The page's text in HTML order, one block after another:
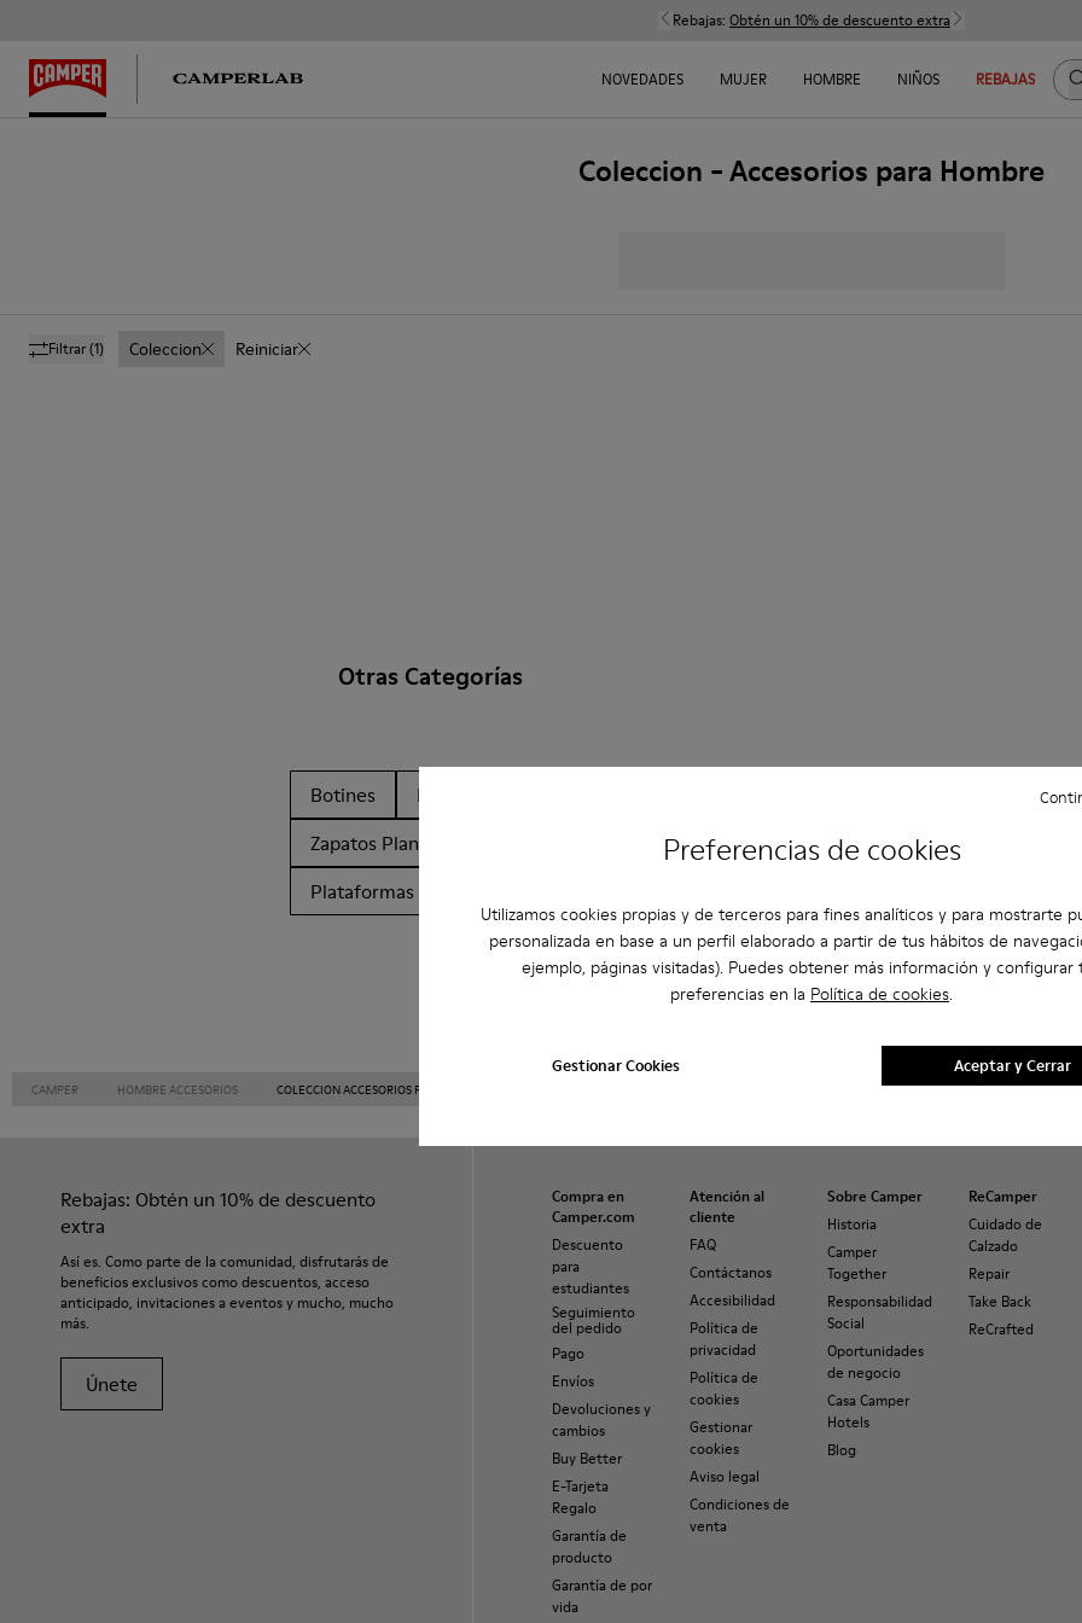
Preferencias de cookies
Utilizamos cookies propias y de terceros para fines analíticos y para mostrarte
personalizada en base a un perfil elaborado a partir de tus hábitos de
ejemplo, páginas visitadas). Puedes obtener más información y configurar
preferencias en la Política de cookies.
Gestionar Cookies Aceptar y Cerrar
Rebajas: Obtén un 10% de descuento extra
NOVEDADES MUJER HOMBRE NIÑOS REBAJAS
Coleccion - Accesorios para Hombre
Filtrar(1) Coleccion Reiniciar
Otras Categorías
Botines Non Leather
Zapatos Planos
Zapatillas Zapatillas de Casa
Zapatos de
Plataformas / Cuñas
CAMPER HOMBRE ACCESORIOS COLECCION ACCESORIOS PARA HOMBRE
Rebajas: Obtén un 10% de descuento
extra
Así es. Como parte de la comunidad, disfrutarás de
beneficios exclusivos como descuentos, acceso
anticipado, invitaciones a eventos y mucho, mucho
más.
Únete
Compra en
Camper.com
Descuento
para
estudiantes
Seguimiento
del pedido
Pago
Envíos
Devoluciones y
cambios
Buy Better
E-Tarjeta
Regalo
Garantía de
producto
Garantía de por
vida
Atención al
cliente
FAQ
Contáctanos
Accesibilidad
Política de
privacidad
Política de
cookies
Gestionar
cookies
Aviso legal
Condiciones de
venta
Sobre Camper
Historia
Camper
Together
Responsabilidad
Social
Oportunidades
de negocio
Casa Camper
Hotels
Blog
ReCamper
Cuidado de
Calzado
Repair
Take Back
ReCrafted